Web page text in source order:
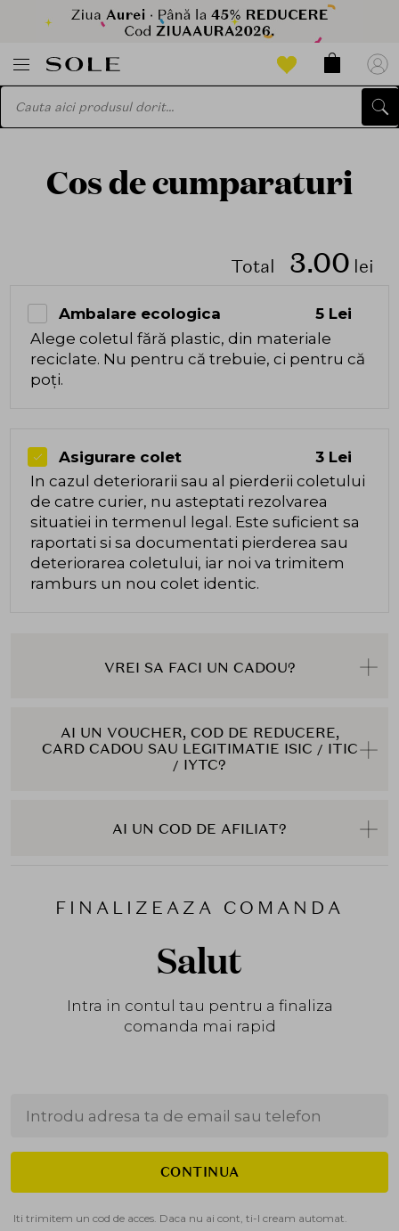
Cos de cumparaturi
Total 3.00 lei
Ambalare ecologica
5 Lei
Alege coletul fără plastic, din materiale
reciclate. Nu pentru că trebuie, ci pentru că
poți.
Asigurare colet
3 Lei
In cazul deteriorarii sau al pierderii coletului
de catre curier, nu asteptati rezolvarea
situatiei in termenul legal. Este suficient sa
raportati si sa documentati pierderea sau
deteriorarea coletului, iar noi va trimitem
ramburs un nou colet identic.
VREI SA FACI UN CADOU?
AI UN VOUCHER, COD DE REDUCERE,
CARD CADOU SAU LEGITIMATIE ISIC / ITIC
/ IYTC?
AI UN COD DE AFILIAT?
FINALIZEAZA COMANDA
Salut
Intra in contul tau pentru a finaliza
comanda mai rapid
CONTINUA
Iti trimitem un cod de acces. Daca nu ai cont, ti-l cream automat.